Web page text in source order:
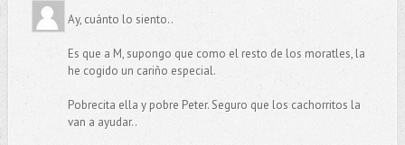
Ay, cuánto lo siento..
Es que a M, supongo que como el resto de los moratles, la
he cogido un cariño especial.
Pobrecita ella y pobre Peter. Seguro que los cachorritos la
van a ayudar..